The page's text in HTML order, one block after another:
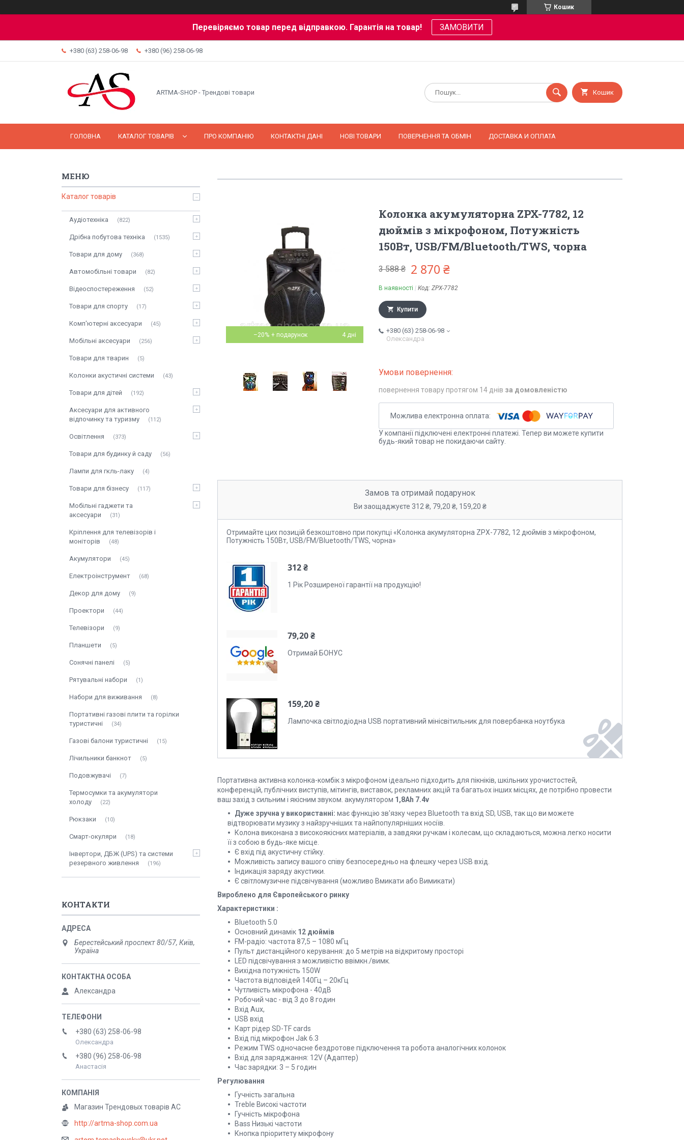
Кошик
Перевіряємо товар перед відправкою. Гарантія на товар! ЗАМОВИТИ
+380 (63) 258-06-98 +380 (96) 258-06-98
ARTMA-SHOP - Трендові товари Кошик
ГОЛОВНА КАТАЛОГ ТОВАРІВ ПРО КОМПАНІЮ КОНТАКТНІ ДАНІ НОВІ ТОВАРИ ПОВЕРНЕННЯ ТА ОБМІН ДОСТАВКА И ОПЛАТА
–20% 4 дні
Колонка акумуляторна ZPX-7782, 12
дюймів з мікрофоном, Потужність
150Вт, USB/FM/Bluetooth/TWS, чорна
3 588 ₴ 2 870 ₴
В наявності Код: ZPX-7782
Купити
+380 (63) 258-06-98
Олександра
повернення товару протягом 14 днів за домовленістю
У компанії підключені електронні платежі. Тепер ви можете купити
будь-який товар не покидаючи сайту.
Замов та отримай подарунок
Ви заощаджуєте 312 ₴, 79,20 ₴, 159,20 ₴
Отримайте цих позицій безкоштовно при покупці «Колонка акумуляторна ZPX-7782, 12 дюймів з мікрофоном,
Потужність 150Вт, USB/FM/Bluetooth/TWS, чорна»
312 ₴
1 Рік Розширеної гарантії на продукцію!
79,20 ₴
Отримай БОНУС
159,20 ₴
Лампочка світлодіодна USB портативний мінісвітильник для повербанка ноутбука
Портативна активна колонка-комбік з мікрофоном ідеально підходить для пікніків, шкільних урочистостей,
конференцій, публічних виступів, мітингів, виставок, рекламних акцій та багатьох інших місцях, де потрібно провести
ваш захід з сильним і якісним звуком. акумулятором 1,8Ah 7.4v
Дуже зручна у використанні: має функцію зв'язку через Bluetooth та вхід SD, USB, так що ви можете
відтворювати музику з найзручніших та найпопулярніших носіїв.
Колона виконана з високоякісних матеріалів, а завдяки ручкам і колесам, що складаються, можна легко носити
її з собою в будь-яке місце.
Є вхід під акустичну стійку.
Можливість запису вашого співу безпосередньо на флешку через USB вхід.
Індикація заряду акустики.
Є світломузичне підсвічування (можливо Вмикати або Вимикати)
Вироблено для Європейського ринку
Характеристики :
Bluetooth 5.0
Основний динамік 12 дюймів
FM-радіо: частота 87,5 – 1080 мГц
Пульт дистанційного керування: до 5 метрів на відкритому просторі
LED підсвічування з можливістю ввімкн./вимк.
Вихідна потужність 150W
Частота відповідей 140Гц – 20кГц
Чутливість мікрофона - 40дВ
Робочий час - від 3 до 8 годин
Вхід Aux,
USB вхід
Карт рідер SD-TF cards
Вхід під мікрофон Jak 6.3
Режим TWS одночасне бездротове підключення та робота аналогічних колонок
Вхід для заряджання: 12V (Адаптер)
Час зарядки: 3 – 5 годин
Регулювання
Гучність загальна
Treble Високі частоти
Гучність мікрофона
Bass Низькі частоти
Кнопка пріоритету мікрофону
Каталог товарів
Аудіотехніка 822
Дрібна побутова техніка 1535
Товари для дому 368
Автомобільні товари 82
Відеоспостереження 52
Товари для спорту 17
Комп'ютерні аксесуари 45
Мобільні аксесуари 256
Товари для тварин 5
Колонки акустичні системи 43
Товари для дітей 192
Аксесуари для активного
відпочинку та туризму
112
Освітлення 373
Товари для будинку й саду 56
Лампи для гкль-лаку 4
Товари для бізнесу 117
Мобільні гаджети та
аксесуари
31
Кріплення для телевізорів і
моніторів
48
Акумулятори 45
Електроінструмент 68
Декор для дому 9
Проектори 44
Телевізори 9
Планшети 5
Сонячні панелі 5
Рятувальні набори 1
Набори для виживання 8
Портативні газові плити та горілки
туристичні
34
Газові балони туристичні 15
Лічильники банкнот 5
Подовжувачі 7
Термосумки та акумулятори
холоду
22
Рюкзаки 10
Смарт-окуляри 18
Інвертори, ДБЖ (UPS) та системи
резервного живлення
196
КОНТАКТИ
Берестейський проспект 80/57, Київ,
Україна
Александра
+380 (63) 258-06-98
Олександра
+380 (96) 258-06-98
Анастасія
Магазин Трендовых товарів АС
http://artma-shop.com.ua